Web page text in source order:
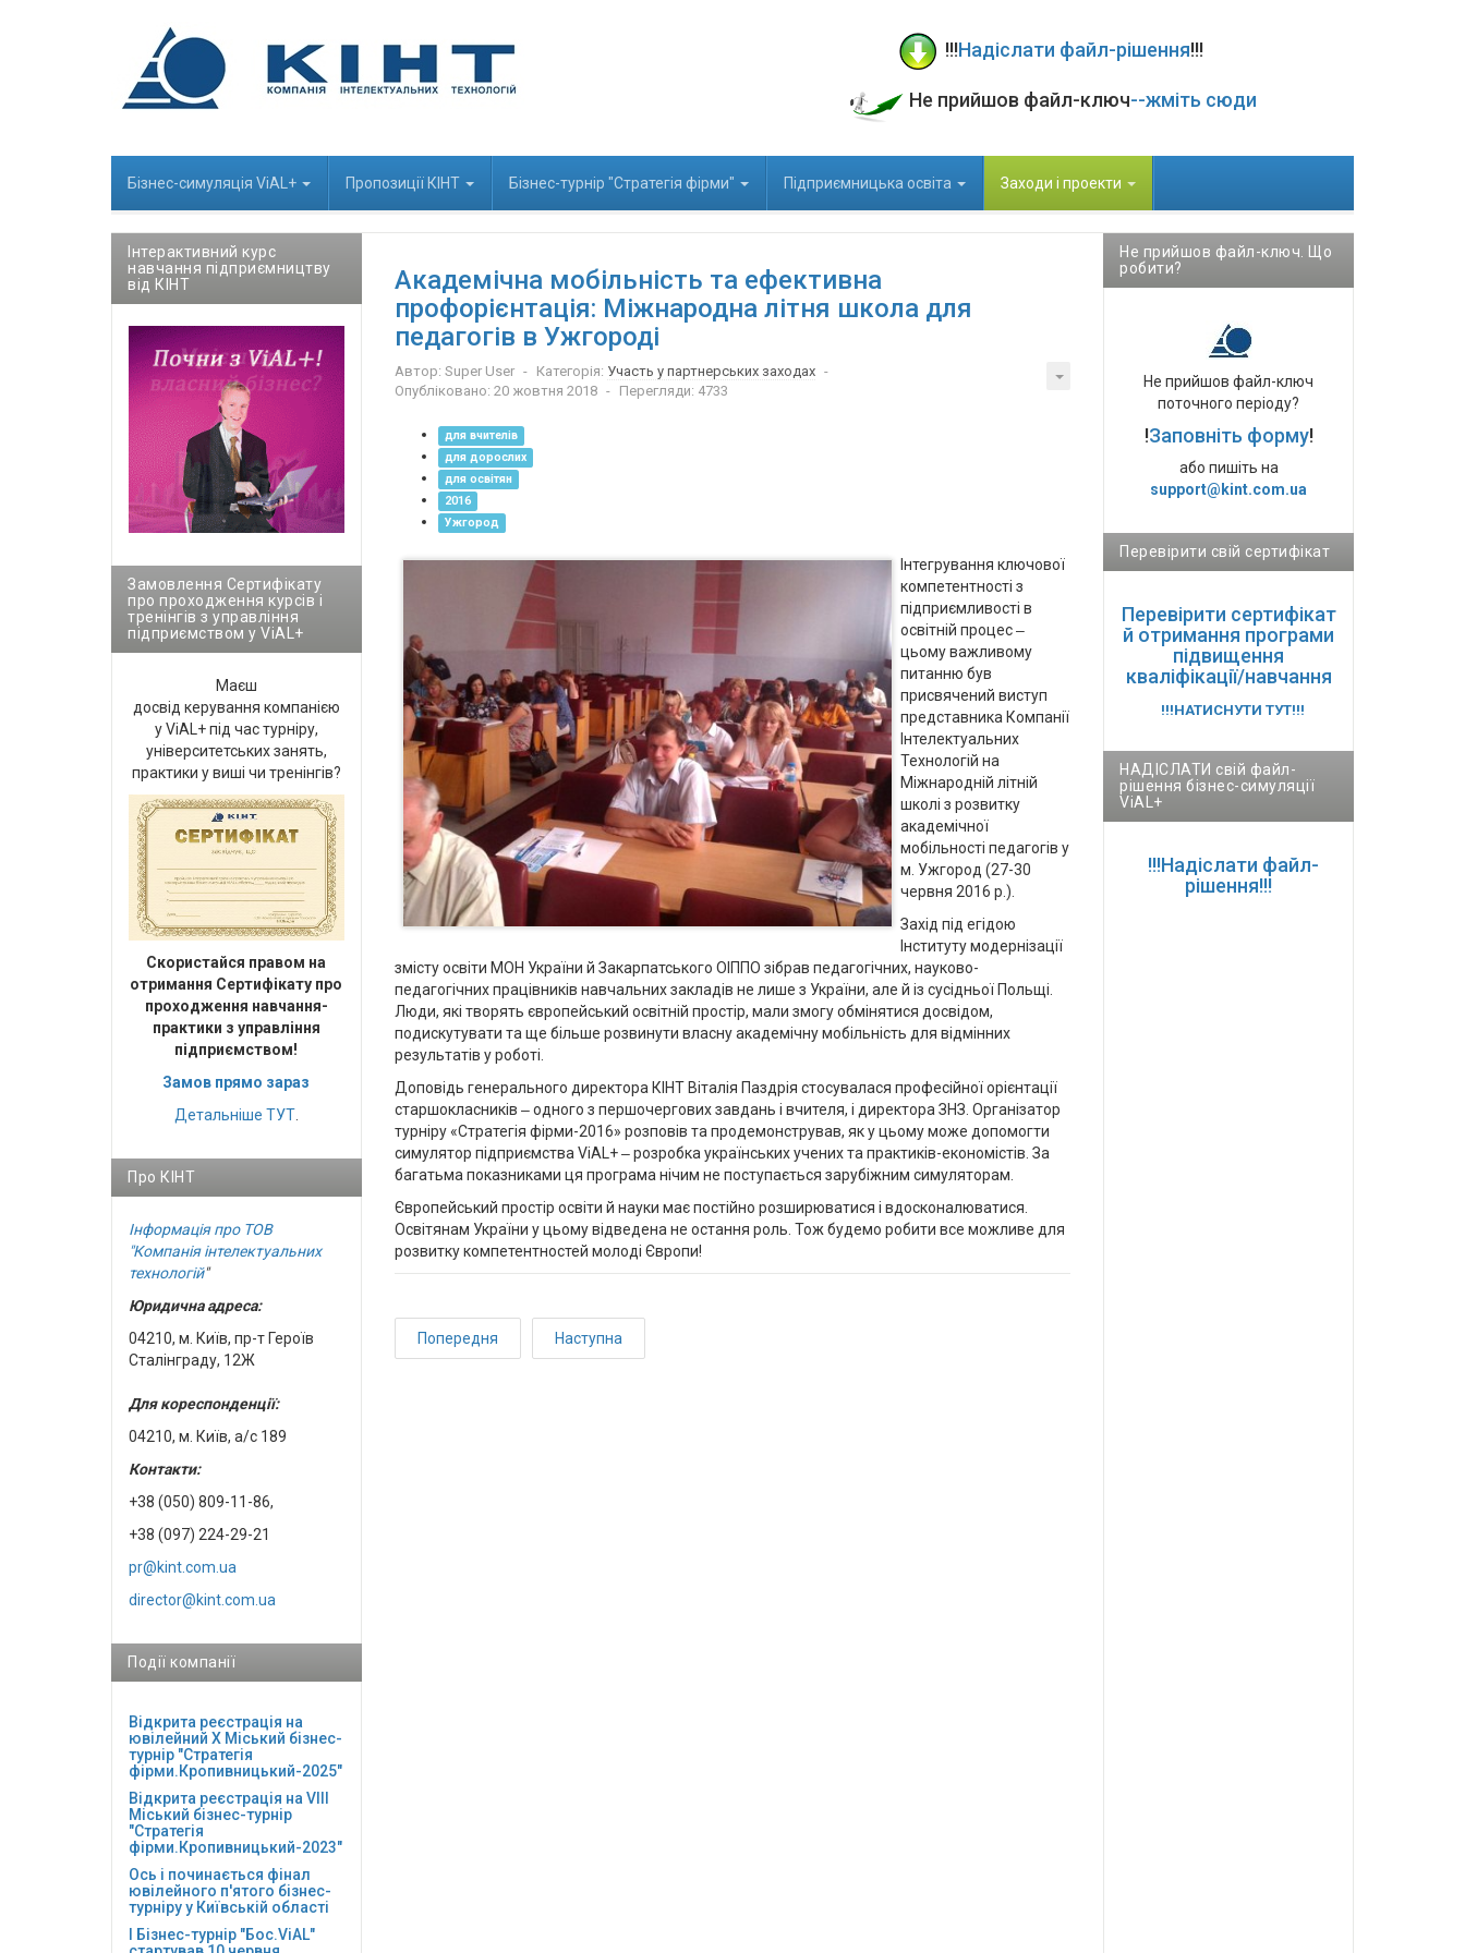
!!!Надіслати файл-рішення!!!
Не прийшов файл-ключ--жміть сюди
Бізнес-cимуляція ViAL+ Пропозиції КІНТ Бізнес-турнір "Стратегія фірми" Підприємницька освіта Заходи і проекти
Академічна мобільність та ефективна
профорієнтація: Міжнародна літня школа для
педагогів в Ужгороді
Автор: Super User Категорія: Участь у партнерських заходах
Опубліковано: 20 жовтня 2018
Перегляди: 4733
для вчителів
для дорослих
для освітян
2016
Ужгород
Інтегрування ключової
компетентності з
підприємливості в
освітній процес ‒
цьому важливому
питанню був
присвячений виступ
представника Компанії
Інтелектуальних
Технологій на
Міжнародній літній
школі з розвитку
академічної
мобільності педагогів у
м. Ужгород (27-30
червня 2016 р.).
Захід під егідою
Інституту модернізації
змісту освіти МОН України й Закарпатського ОІППО зібрав педагогічних, науково-
педагогічних працівників навчальних закладів не лише з України, але й із сусідньої Польщі.
Люди, які творять європейський освітній простір, мали змогу обмінятися досвідом,
подискутувати та ще більше розвинути власну академічну мобільність для відмінних
результатів у роботі.
Доповідь генерального директора КІНТ Віталія Паздрія стосувалася професійної орієнтації
старшокласників ‒ одного з першочергових завдань і вчителя, і директора ЗНЗ. Організатор
турніру «Стратегія фірми-2016» розповів та продемонстрував, як у цьому може допомогти
симулятор підприємства ViAL+ ‒ розробка українських учених та практиків-економістів. За
багатьма показниками ця програма нічим не поступається зарубіжним симуляторам.
Європейський простір освіти й науки має постійно розширюватися і вдосконалюватися.
Освітянам України у цьому відведена не остання роль. Тож будемо робити все можливе для
розвитку компетентностей молоді Європи!
Попередня Наступна
Інтерактивний курс
навчання підприємництву
від КІНТ
Замовлення Сертифікату
про проходження курсів і
тренінгів з управління
підприємством у ViAL+
Маєш
досвід керування компанією
у ViAL+ під час турніру,
університетських занять,
практики у виші чи тренінгів?
Cкористайся правом на
отримання Сертифікату про
проходження навчання-
практики з управління
підприємством!
Замов прямо зараз
Детальніше ТУТ.
Про КІНТ
Інформація про ТОВ
"Компанія інтелектуальних
технологій"
Юридична адреса:
04210, м. Київ, пр-т Героїв
Сталінграду, 12Ж
Для кореспонденції:
04210, м. Київ, а/с 189
Контакти:
+38 (050) 809-11-86,
+38 (097) 224-29-21
pr@kint.com.ua
director@kint.com.ua
Події компанії
Відкрита реєстрація на
ювілейний Х Міський бізнес-
турнір "Стратегія
фірми.Кропивницький-2025"
Відкрита реєстрація на VІІІ
Міський бізнес-турнір
"Стратегія
фірми.Кропивницький-2023"
Ось і починається фінал
ювілейного п'ятого бізнес-
турніру у Київській області
І Бізнес-турнір "Бос.ViAL"
Не прийшов файл-ключ. Що
робити?
Не прийшов файл-ключ
поточного періоду?
!Заповніть форму!
або пишіть на
support@kint.com.ua
Перевірити свій сертифікат
Перевірити сертифікат
й отримання програми
підвищення
кваліфікації/навчання
!!!НАТИСНУТИ ТУТ!!!
НАДІСЛАТИ свій файл-
рішення бізнес-симуляції
ViAL+
!!!Надіслати файл-
рішення!!!